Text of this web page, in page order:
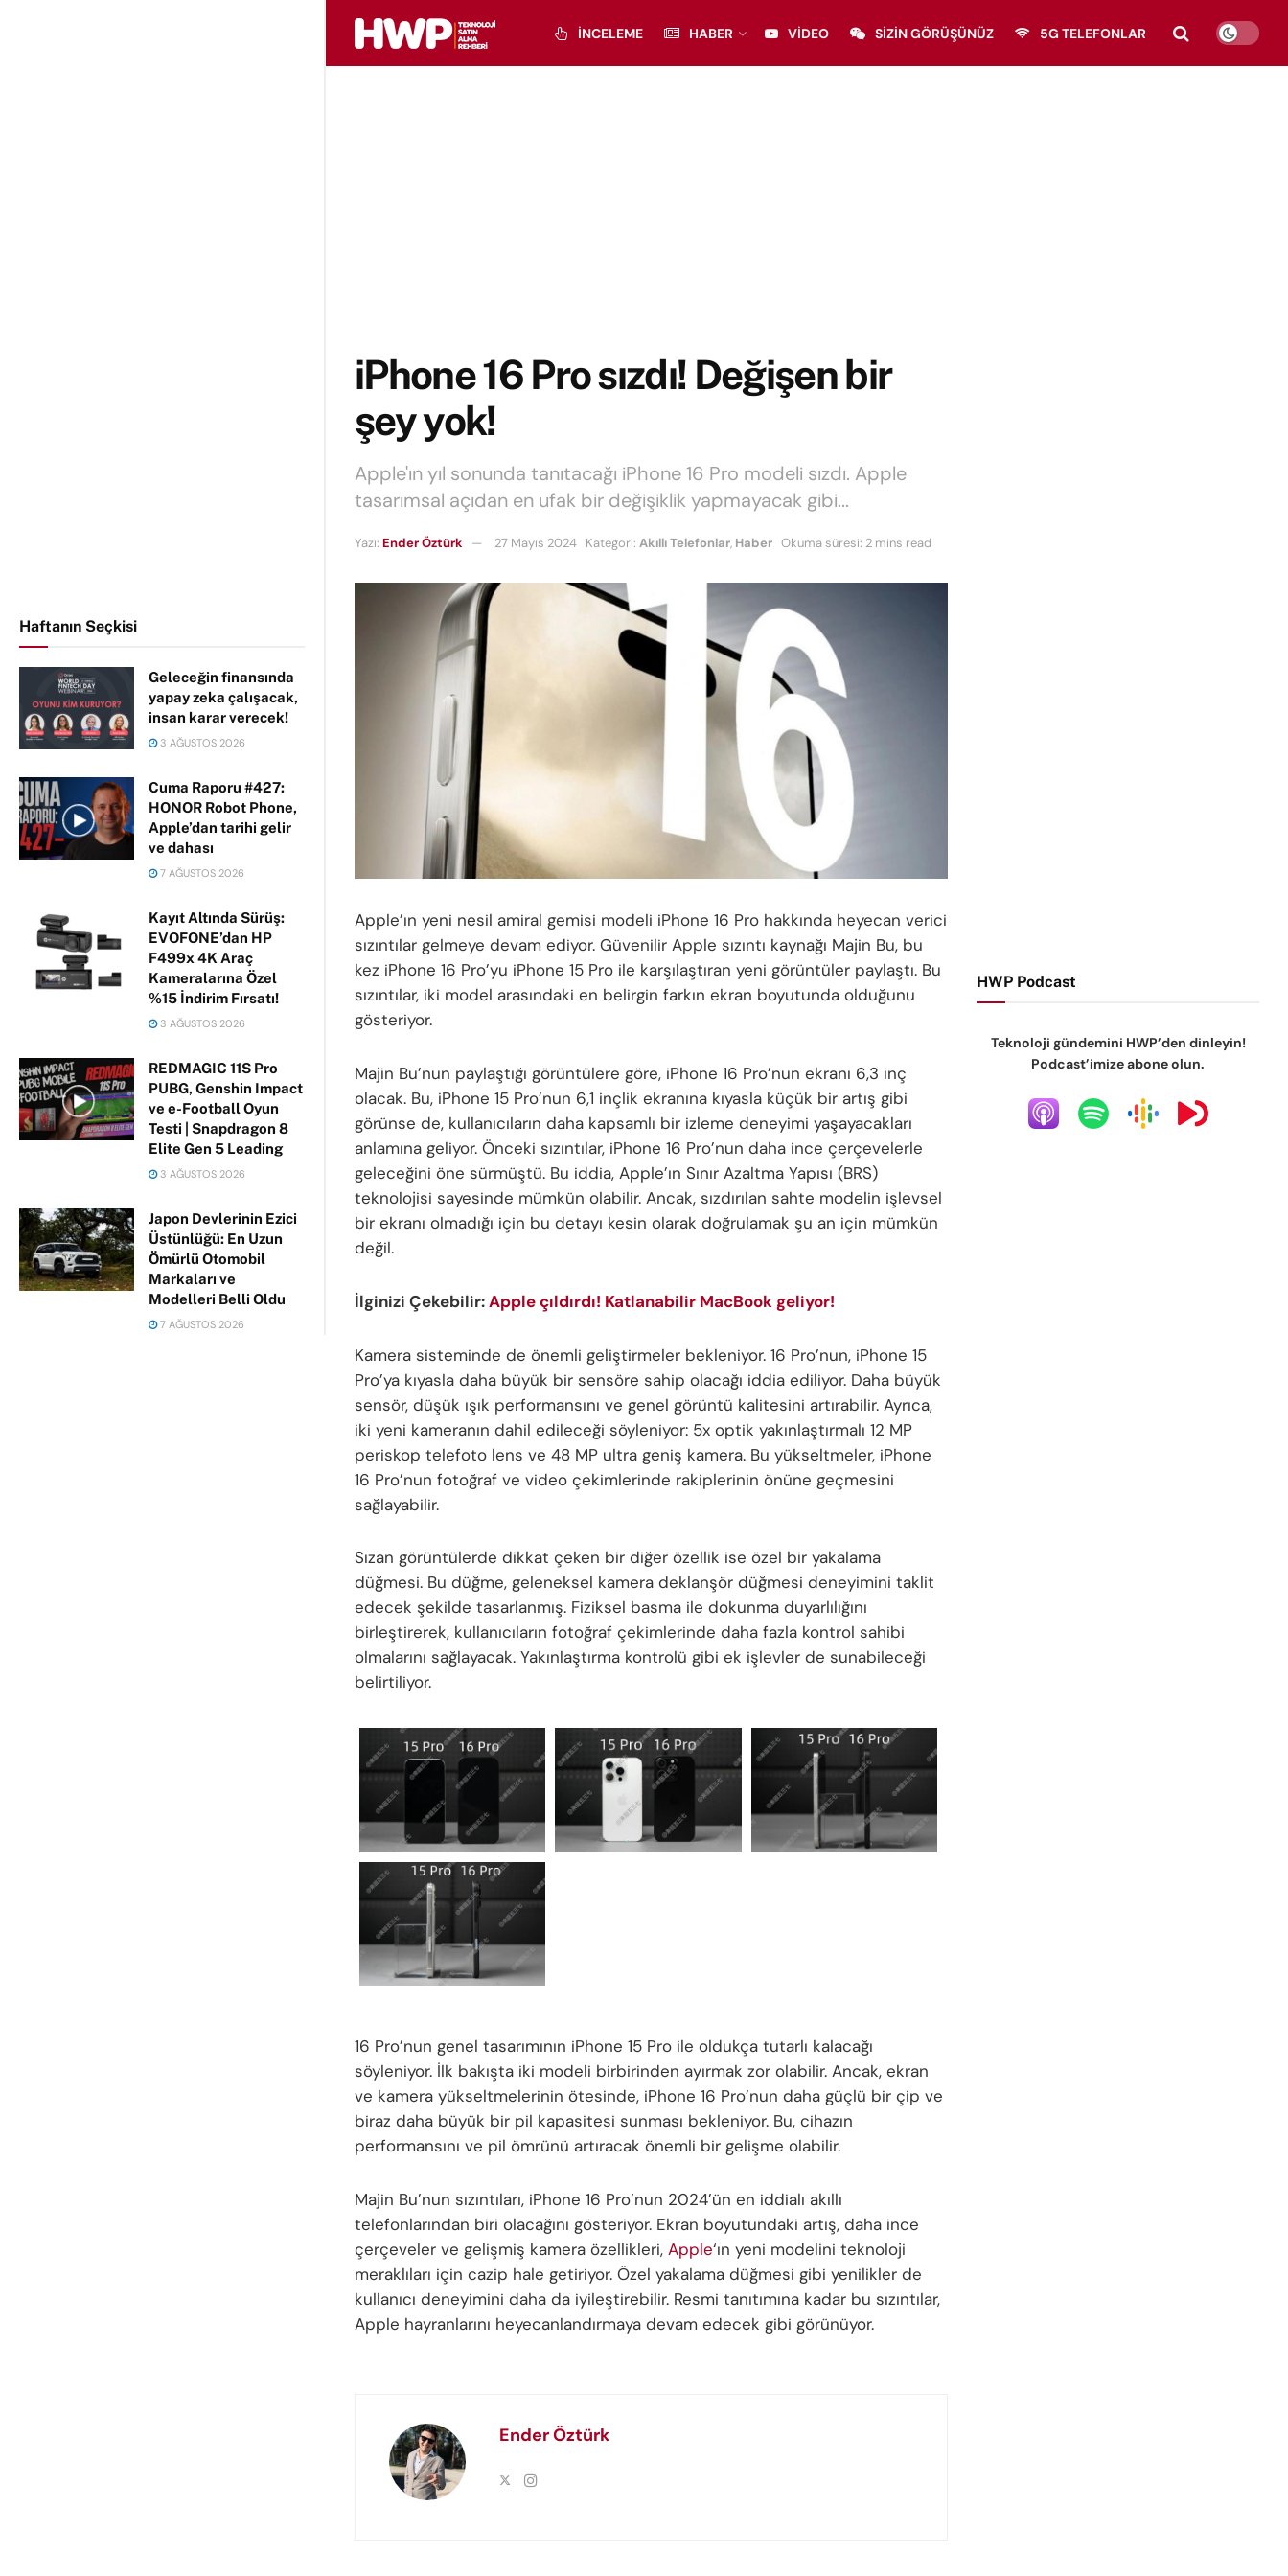
Haftanın Seçkisi
Geleceğin finansında
yapay zeka çalışacak,
insan karar verecek!
3 AĞUSTOS 2026
Cuma Raporu #427:
HONOR Robot Phone,
Apple’dan tarihi gelir
ve dahası
7 AĞUSTOS 2026
Kayıt Altında Sürüş:
EVOFONE’dan HP
F499x 4K Araç
Kameralarına Özel
%15 İndirim Fırsatı!
3 AĞUSTOS 2026
REDMAGIC 11S Pro
PUBG, Genshin Impact
ve e-Football Oyun
Testi | Snapdragon 8
Elite Gen 5 Leading
3 AĞUSTOS 2026
Japon Devlerinin Ezici
Üstünlüğü: En Uzun
Ömürlü Otomobil
Markaları ve
Modelleri Belli Oldu
7 AĞUSTOS 2026
İNCELEME HABER VIDEO SIZIN GÖRÜŞÜNÜZ 5G TELEFONLAR
iPhone 16 Pro sızdı! Değişen bir
şey yok!
Apple'ın yıl sonunda tanıtacağı iPhone 16 Pro modeli sızdı. Apple
tasarımsal açıdan en ufak bir değişiklik yapmayacak gibi...
Yazı: Ender Öztürk 27 Mayıs 2024 Kategori: Akıllı Telefonlar, Haber Okuma süresi: 2 mins read
Apple’ın yeni nesil amiral gemisi modeli iPhone 16 Pro hakkında heyecan verici
sızıntılar gelmeye devam ediyor. Güvenilir Apple sızıntı kaynağı Majin Bu, bu
kez iPhone 16 Pro’yu iPhone 15 Pro ile karşılaştıran yeni görüntüler paylaştı. Bu
sızıntılar, iki model arasındaki en belirgin farkın ekran boyutunda olduğunu
gösteriyor.
Majin Bu’nun paylaştığı görüntülere göre, iPhone 16 Pro’nun ekranı 6,3 inç
olacak. Bu, iPhone 15 Pro’nun 6,1 inçlik ekranına kıyasla küçük bir artış gibi
görünse de, kullanıcıların daha kapsamlı bir izleme deneyimi yaşayacakları
anlamına geliyor. Önceki sızıntılar, iPhone 16 Pro’nun daha ince çerçevelerle
geleceğini öne sürmüştü. Bu iddia, Apple’ın Sınır Azaltma Yapısı (BRS)
teknolojisi sayesinde mümkün olabilir. Ancak, sızdırılan sahte modelin işlevsel
bir ekranı olmadığı için bu detayı kesin olarak doğrulamak şu an için mümkün
değil.
İlginizi Çekebilir:Apple çıldırdı! Katlanabilir MacBook geliyor!
Kamera sisteminde de önemli geliştirmeler bekleniyor. 16 Pro’nun, iPhone 15
Pro’ya kıyasla daha büyük bir sensöre sahip olacağı iddia ediliyor. Daha büyük
sensör, düşük ışık performansını ve genel görüntü kalitesini artırabilir. Ayrıca,
iki yeni kameranın dahil edileceği söyleniyor: 5x optik yakınlaştırmalı 12 MP
periskop telefoto lens ve 48 MP ultra geniş kamera. Bu yükseltmeler, iPhone
16 Pro’nun fotoğraf ve video çekimlerinde rakiplerinin önüne geçmesini
sağlayabilir.
Sızan görüntülerde dikkat çeken bir diğer özellik ise özel bir yakalama
düğmesi. Bu düğme, geleneksel kamera deklanşör düğmesi deneyimini taklit
edecek şekilde tasarlanmış. Fiziksel basma ile dokunma duyarlılığını
birleştirerek, kullanıcıların fotoğraf çekimlerinde daha fazla kontrol sahibi
olmalarını sağlayacak. Yakınlaştırma kontrolü gibi ek işlevler de sunabileceği
belirtiliyor.
16 Pro’nun genel tasarımının iPhone 15 Pro ile oldukça tutarlı kalacağı
söyleniyor. İlk bakışta iki modeli birbirinden ayırmak zor olabilir. Ancak, ekran
ve kamera yükseltmelerinin ötesinde, iPhone 16 Pro’nun daha güçlü bir çip ve
biraz daha büyük bir pil kapasitesi sunması bekleniyor. Bu, cihazın
performansını ve pil ömrünü artıracak önemli bir gelişme olabilir.
Majin Bu’nun sızıntıları, iPhone 16 Pro’nun 2024’ün en iddialı akıllı
telefonlarından biri olacağını gösteriyor. Ekran boyutundaki artış, daha ince
çerçeveler ve gelişmiş kamera özellikleri, Apple‘ın yeni modelini teknoloji
meraklıları için cazip hale getiriyor. Özel yakalama düğmesi gibi yenilikler de
kullanıcı deneyimini daha da iyileştirebilir. Resmi tanıtımına kadar bu sızıntılar,
Apple hayranlarını heyecanlandırmaya devam edecek gibi görünüyor.
Ender Öztürk
HWP Podcast
Teknoloji gündemini HWP’den dinleyin!
Podcast’imize abone olun.